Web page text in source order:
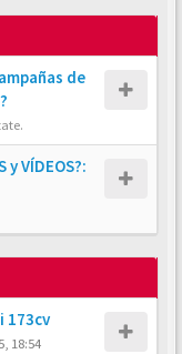
de
y VÍDEOS?:
173cv
18:54